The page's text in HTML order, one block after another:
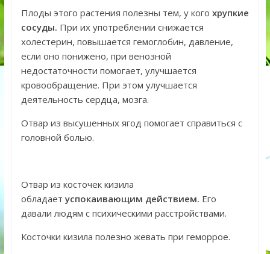
Плоды этого растения полезны тем, у кого хрупкие
сосуды. При их употреблении снижается
холестерин, повышается гемоглобин, давление,
если оно понижено, при венозной
недостаточности помогает, улучшается
кровообращение. При этом улучшается
деятельность сердца, мозга.
Отвар из высушенных ягод помогает справиться с
головной болью.
Отвар из косточек кизила
обладаетуспокаивающим действием. Его
давали людям с психическими расстройствами.
Косточки кизила полезно жевать при геморрое.